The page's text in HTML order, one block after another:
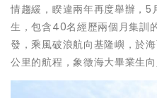
情趨緩，睽違兩年再度舉辦，
生，包含40名經歷兩個月集訓
發，乘風破浪航向基隆嶼，於
公里的航程，象徵海大畢業生